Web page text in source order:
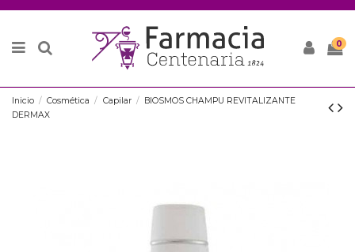
0
Inicio Cosmética Capilar
BIOSMOS CHAMPU REVITALIZANTE
DERMAX